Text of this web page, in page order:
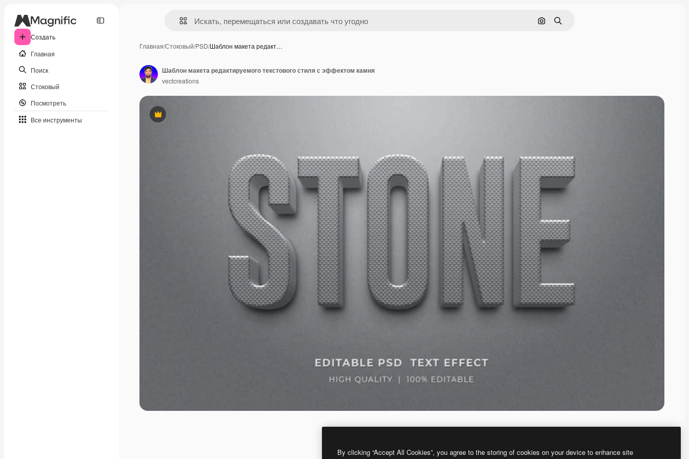
Создать
Главная
Поиск
Стоковый
Посмотреть
Все инструменты
Поиск по изображению
Поиск
Главная/Стоковый/PSD/Шаблон макета редакт…
Премиум
Шаблон макета редактируемого текстового стиля с эффектом камня
vectcreations
By clicking “Accept All Cookies”, you agree to the storing of cookies on your device to enhance site